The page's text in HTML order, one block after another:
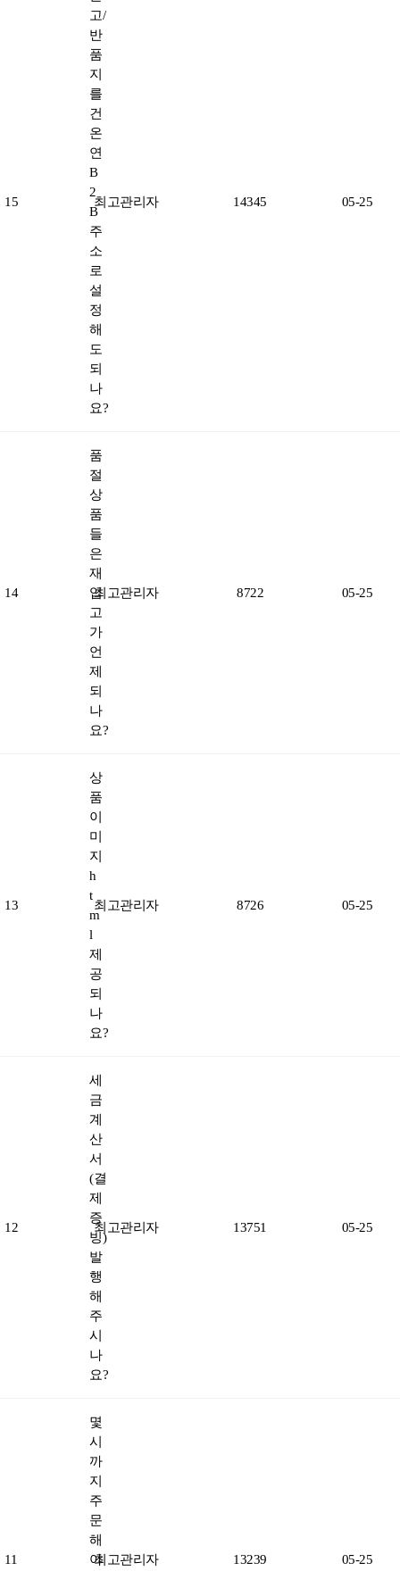
15
고/
반
품
지
를
건
온
연
B
2
B
주
소
로
설
정
해
도
되
나
요?
최고관리자 14345 05-25
14
품
절
상
품
들
은
재
입
고
가
언
제
되
나
요?
최고관리자 8722 05-25
13
상
품
이
미
지
h
t
m
l
제
공
되
나
요?
최고관리자 8726 05-25
12
세
금
계
산
서
(결
제
증
빙)
발
행
해
주
시
나
요?
최고관리자 13751 05-25
11
몇
시
까
지
주
문
해
야
최고관리자 13239 05-25